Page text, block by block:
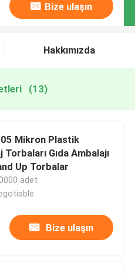
Bize ulaşın
Hakkımızda
(13)
Mikron Plastik
Torbaları Gıda Ambalajı
Up Torbalar
adet
Bize ulaşın